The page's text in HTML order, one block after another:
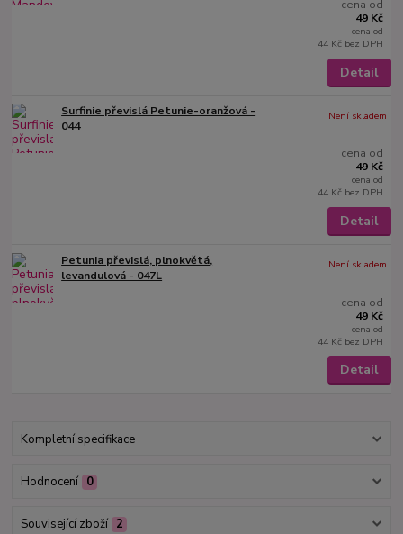
cena od
49 Kč
cena od
44 Kč bez DPH
Detail
Surfinie převislá Petunie-oranžová -
044
cena od
49 Kč
cena od
44 Kč bez DPH
Není skladem
Detail
Petunia převislá, plnokvětá,
levandulová - 047L
cena od
49 Kč
cena od
44 Kč bez DPH
Není skladem
Detail
Kompletní specifikace
Hodnocení 0
Související zboží 2